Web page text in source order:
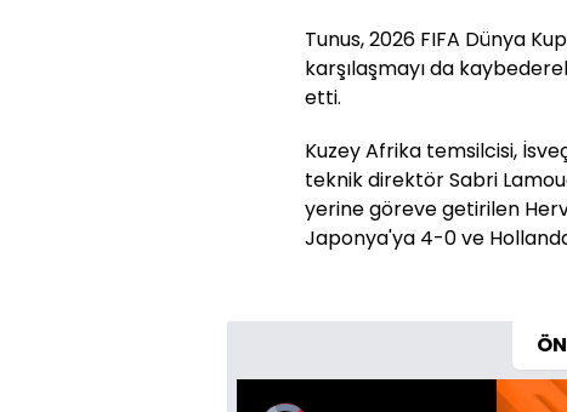
Tunus, 2026 FIFA Dünya
karşılaşmayı da
etti.
Kuzey Afrika temsilcisi,
teknik direktör Sabri
yerine göreve getirilen
Japonya'ya 4-0 ve